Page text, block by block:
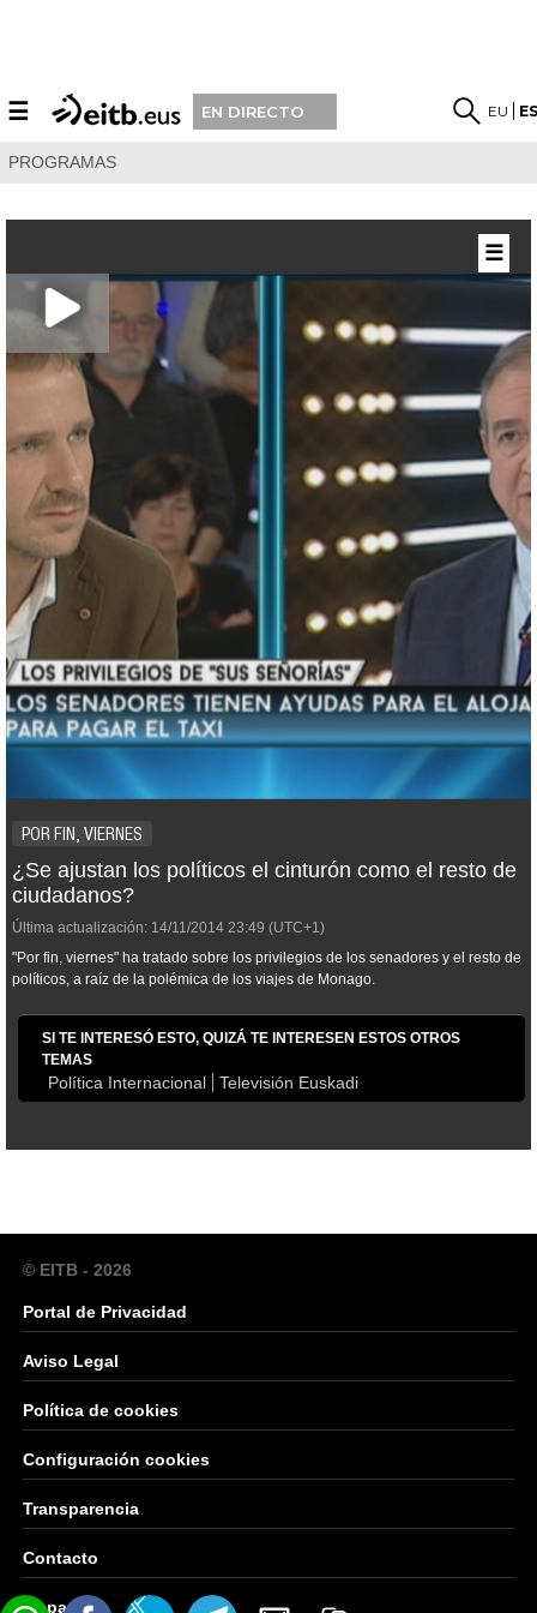
☰ EN DIRECTO EU
PROGRAMAS
POR FIN, VIERNES
¿Se ajustan los políticos el cinturón como el resto de
ciudadanos?
Última actualización: 14/11/2014 23:49 (UTC+1)
"Por fin, viernes" ha tratado sobre los privilegios de los senadores y el resto de
políticos, a raíz de la polémica de los viajes de Monago.
SI TE INTERESÓ ESTO, QUIZÁ TE INTERESEN ESTOS OTROS
TEMAS
Política Internacional Televisión Euskadi
☰
© EITB - 2026
Portal de Privacidad
Aviso Legal
Política de cookies
Configuración cookies
Transparencia
Contacto
Mapa Web